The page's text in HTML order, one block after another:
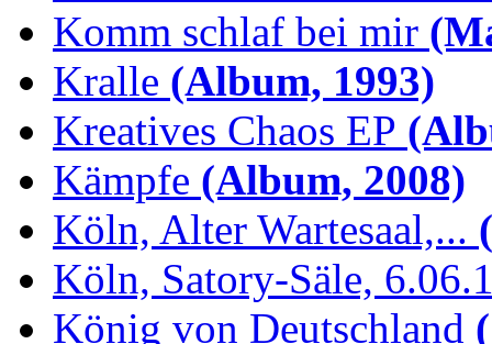
Komm schlaf bei mir
Kralle (Album, 1993)
Kreatives Chaos EP
Kämpfe (Album, 2008)
Köln, Alter Wartesaal,...
Köln, Satory-Säle,
König von Deutschland